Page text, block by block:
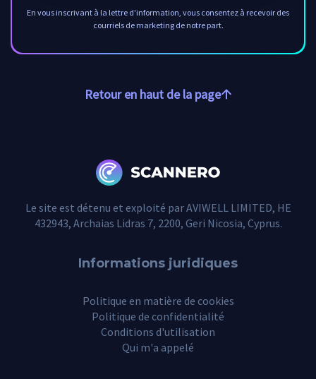
En vous inscrivant à la lettre d'information, vous consentez à recevoir des
courriels de marketing de notre part.
Retour en haut de la page
Le site est détenu et exploité par AVIWELL LIMITED, HE
432943, Archaias Lidras 7, 2200, Geri Nicosia, Cyprus.
Informations juridiques
Politique en matière de cookies
Politique de confidentialité
Conditions d'utilisation
Qui m'a appelé